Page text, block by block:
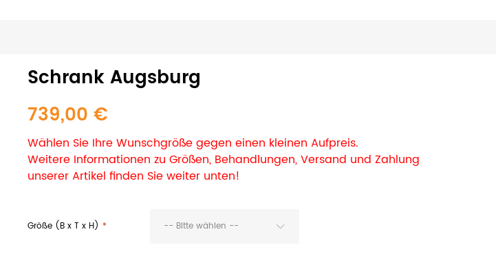
Schrank Augsburg
739,00 €
Wählen Sie Ihre Wunschgröße gegen einen kleinen Aufpreis.
Weitere Informationen zu Größen, Behandlungen, Versand und Zahlung
unserer Artikel finden Sie weiter unten!
Größe (B x T x H) -- Bitte wählen --